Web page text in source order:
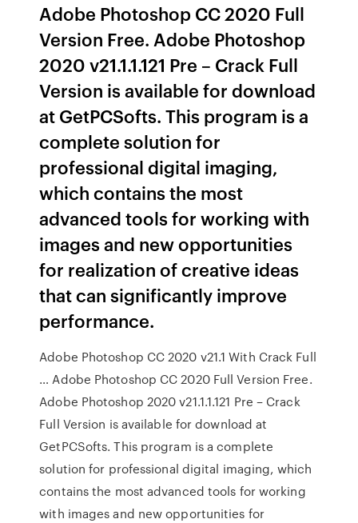
Adobe Photoshop CC 2020 Full
Version Free. Adobe Photoshop
2020 v21.1.1.121 Pre – Crack Full
Version is available for download
at GetPCSofts. This program is a
complete solution for
professional digital imaging,
which contains the most
advanced tools for working with
images and new opportunities
for realization of creative ideas
that can significantly improve
performance.
Adobe Photoshop CC 2020 v21.1 With Crack Full
… Adobe Photoshop CC 2020 Full Version Free.
Adobe Photoshop 2020 v21.1.1.121 Pre – Crack
Full Version is available for download at
GetPCSofts. This program is a complete
solution for professional digital imaging, which
contains the most advanced tools for working
with images and new opportunities for